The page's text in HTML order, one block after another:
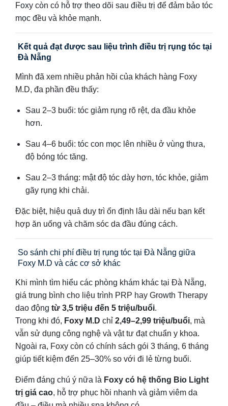
Foxy còn có hỗ trợ theo dõi sau điều trị để đảm bảo tóc
mọc đều và khỏe mạnh.
Kết quả đạt được sau liệu trình điều trị rụng tóc tại
Đà Nẵng
Mình đã xem nhiều phản hồi của khách hàng Foxy
M.D, đa phần đều thấy:
Sau 2–3 buổi: tóc giảm rụng rõ rệt, da đầu khỏe
hơn.
Sau 4–6 buổi: tóc con mọc lên nhiều ở vùng thưa,
độ bóng tóc tăng.
Sau 2–3 tháng: mật độ tóc dày hơn, tóc khỏe, giảm
gãy rụng khi chải.
Đặc biệt, hiệu quả duy trì ổn định lâu dài nếu bạn kết
hợp ăn uống và chăm sóc da đầu đúng cách.
So sánh chi phí điều trị rụng tóc tại Đà Nẵng giữa
Foxy M.D và các cơ sở khác
Khi mình tìm hiểu các phòng khám khác tại Đà Nẵng,
giá trung bình cho liệu trình PRP hay Growth Therapy
dao động từ 3,5 triệu đến 5 triệu/buổi.
Trong khi đó, Foxy M.D chỉ 2,49–2,99 triệu/buổi, mà
vẫn sử dụng công nghệ và vật tư đạt chuẩn y khoa.
Ngoài ra, Foxy còn có chính sách gói 3 tháng, 6 tháng
giúp tiết kiệm đến 25–30% so với đi lẻ từng buổi.
Điểm đáng chú ý nữa là Foxy có hệ thống Bio Light
trị giá cao, hỗ trợ phục hồi nhanh và giảm viêm da